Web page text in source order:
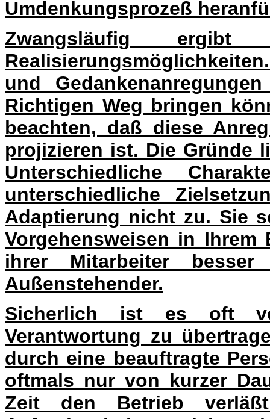
Umdenkungsprozeß
Zwangsläufig
und
Richtigen Weg bringen
beachten, daß diese
projizieren ist. Die Gründe
Unterschiedliche
unterschiedliche
Adaptierung nicht zu. Sie
Vorgehensweisen in
ihrer Mitarbeiter
Außenstehender.
Sicherlich ist es oft
Verantwortung zu
durch eine beauftragte
oftmals nur von kurzer
Zeit den Betrieb